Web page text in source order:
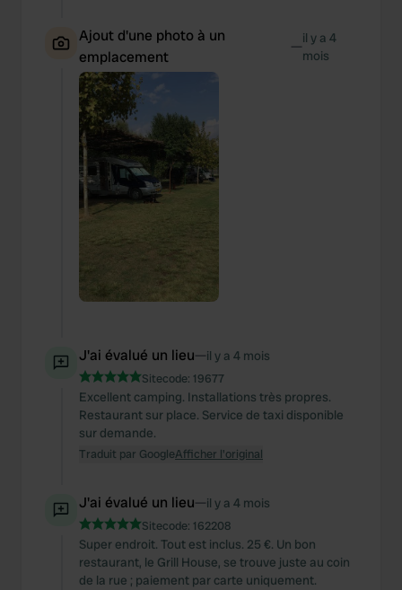
Ajout d'une photo à un
emplacement
—il y a 4
mois
J'ai évalué un lieu—il y a 4 mois
Sitecode: 19677
Excellent camping. Installations très propres.
Restaurant sur place. Service de taxi disponible
sur demande.
Traduit par GoogleAfficher l'original
J'ai évalué un lieu—il y a 4 mois
Sitecode: 162208
Super endroit. Tout est inclus. 25 €. Un bon
restaurant, le Grill House, se trouve juste au coin
de la rue ; paiement par carte uniquement.